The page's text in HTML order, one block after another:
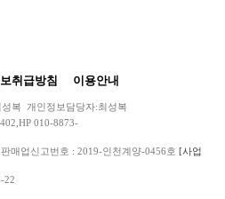
취급방침 이용안내
복 개인정보담당자:최성복
010-8873-
매업신고번호 : 2019-인천계양-0456호 [사업
22